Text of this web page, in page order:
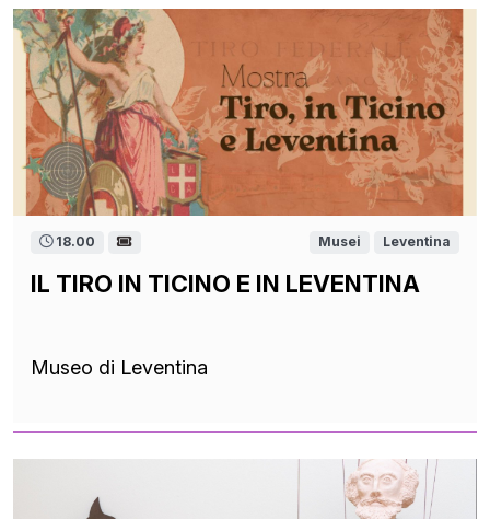
18.00 Musei Leventina
IL TIRO IN TICINO E IN LEVENTINA
Museo di Leventina